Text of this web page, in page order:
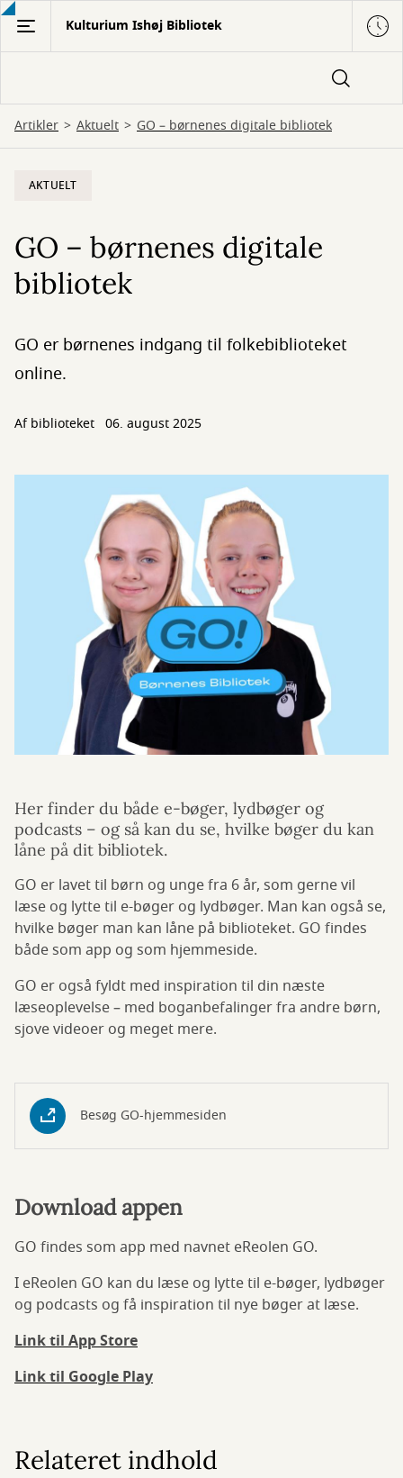
Gå
hovedindhold
Kulturium Ishøj Bibliotek
Artikler Aktuelt GO – børnenes digitale bibliotek
AKTUELT
GO – børnenes digitale
bibliotek
GO er børnenes indgang til folkebiblioteket
online.
Af biblioteket 06. august 2025
Her finder du både e-bøger, lydbøger og
podcasts – og så kan du se, hvilke bøger du kan
låne på dit bibliotek.
GO er lavet til børn og unge fra 6 år, som gerne vil
læse og lytte til e-bøger og lydbøger. Man kan også se,
hvilke bøger man kan låne på biblioteket. GO findes
både som app og som hjemmeside.
GO er også fyldt med inspiration til din næste
læseoplevelse – med boganbefalinger fra andre børn,
sjove videoer og meget mere.
Besøg GO-hjemmesiden
Download appen
GO findes som app med navnet eReolen GO.
I eReolen GO kan du læse og lytte til e-bøger, lydbøger
og podcasts og få inspiration til nye bøger at læse.
Link til App Store
Link til Google Play
Relateret indhold